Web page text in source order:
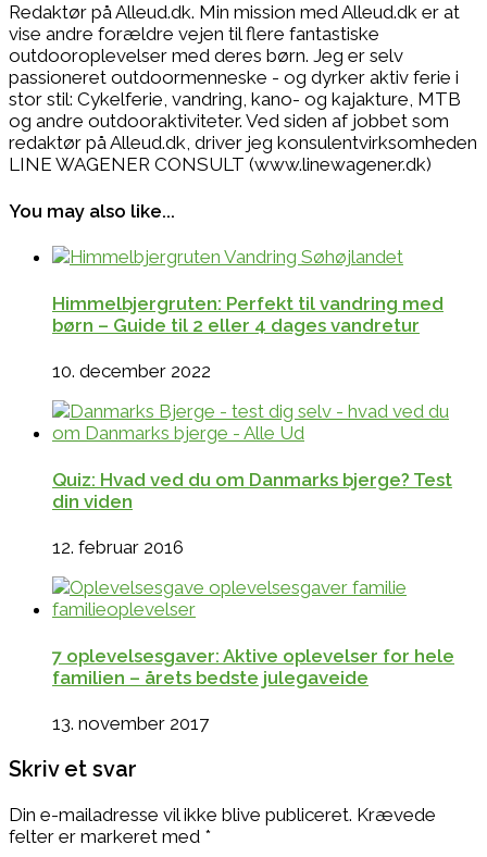
Redaktør på Alleud.dk. Min mission med Alleud.dk er at
vise andre forældre vejen til flere fantastiske
outdooroplevelser med deres børn. Jeg er selv
passioneret outdoormenneske - og dyrker aktiv ferie i
stor stil: Cykelferie, vandring, kano- og kajakture, MTB
og andre outdooraktiviteter. Ved siden af jobbet som
redaktør på Alleud.dk, driver jeg konsulentvirksomheden
LINE WAGENER CONSULT (www.linewagener.dk)
You may also like...
Himmelbjergruten: Perfekt til vandring med
børn – Guide til 2 eller 4 dages vandretur
10. december 2022
Quiz: Hvad ved du om Danmarks bjerge? Test
din viden
12. februar 2016
7 oplevelsesgaver: Aktive oplevelser for hele
familien – årets bedste julegaveide
13. november 2017
Skriv et svar
Din e-mailadresse vil ikke blive publiceret. Krævede
felter er markeret med *